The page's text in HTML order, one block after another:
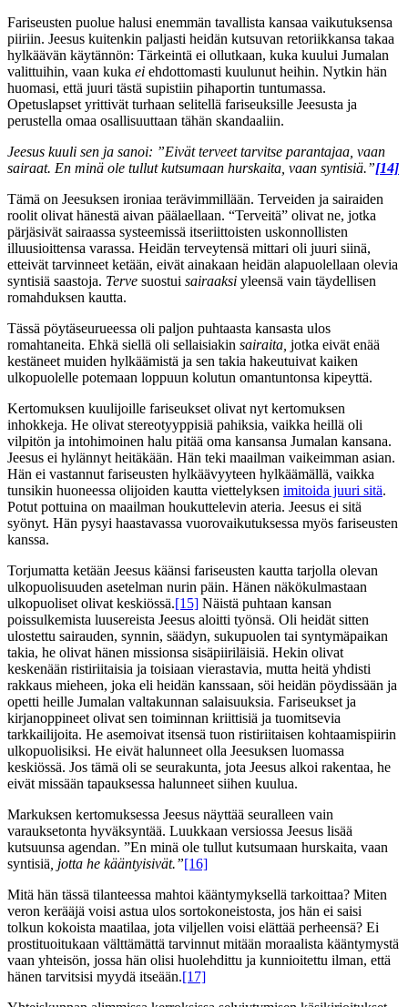
Fariseusten puolue halusi enemmän tavallista kansaa vaikutuksensa
piiriin. Jeesus kuitenkin paljasti heidän kutsuvan retoriikkansa takaa
hylkäävän käytännön: Tärkeintä ei ollutkaan, kuka kuului Jumalan
valittuihin, vaan kuka ei ehdottomasti kuulunut heihin. Nytkin hän
huomasi, että juuri tästä supistiin pihaportin tuntumassa.
Opetuslapset yrittivät turhaan selitellä fariseuksille Jeesusta ja
perustella omaa osallisuuttaan tähän skandaaliin.
Jeesus kuuli sen ja sanoi: ”Eivät terveet tarvitse parantajaa, vaan
sairaat. En minä ole tullut kutsumaan hurskaita, vaan syntisiä.”[14]
Tämä on Jeesuksen ironiaa terävimmillään. Terveiden ja sairaiden
roolit olivat hänestä aivan päälaellaan. “Terveitä” olivat ne, jotka
pärjäsivät sairaassa systeemissä itseriittoisten uskonnollisten
illuusioittensa varassa. Heidän terveytensä mittari oli juuri siinä,
etteivät tarvinneet ketään, eivät ainakaan heidän alapuolellaan olevia
syntisiä saastoja. Terve suostui sairaaksi yleensä vain täydellisen
romahduksen kautta.
Tässä pöytäseurueessa oli paljon puhtaasta kansasta ulos
romahtaneita. Ehkä siellä oli sellaisiakin sairaita, jotka eivät enää
kestäneet muiden hylkäämistä ja sen takia hakeutuivat kaiken
ulkopuolelle potemaan loppuun kolutun omantuntonsa kipeyttä.
Kertomuksen kuulijoille fariseukset olivat nyt kertomuksen
inhokkeja. He olivat stereotyyppisiä pahiksia, vaikka heillä oli
vilpitön ja intohimoinen halu pitää oma kansansa Jumalan kansana.
Jeesus ei hylännyt heitäkään. Hän teki maailman vaikeimman asian.
Hän ei vastannut fariseusten hylkäävyyteen hylkäämällä, vaikka
tunsikin huoneessa olijoiden kautta viettelyksen imitoida juuri sitä.
Potut pottuina on maailman houkuttelevin ateria. Jeesus ei sitä
syönyt. Hän pysyi haastavassa vuorovaikutuksessa myös fariseusten
kanssa.
Torjumatta ketään Jeesus käänsi fariseusten kautta tarjolla olevan
ulkopuolisuuden asetelman nurin päin. Hänen näkökulmastaan
ulkopuoliset olivat keskiössä.[15] Näistä puhtaan kansan
poissulkemista luusereista Jeesus aloitti työnsä. Oli heidät sitten
ulostettu sairauden, synnin, säädyn, sukupuolen tai syntymäpaikan
takia, he olivat hänen missionsa sisäpiiriläisiä. Hekin olivat
keskenään ristiriitaisia ja toisiaan vierastavia, mutta heitä yhdisti
rakkaus mieheen, joka eli heidän kanssaan, söi heidän pöydissään ja
opetti heille Jumalan valtakunnan salaisuuksia. Fariseukset ja
kirjanoppineet olivat sen toiminnan kriittisiä ja tuomitsevia
tarkkailijoita. He asemoivat itsensä tuon ristiriitaisen kohtaamispiirin
ulkopuolisiksi. He eivät halunneet olla Jeesuksen luomassa
keskiössä. Jos tämä oli se seurakunta, jota Jeesus alkoi rakentaa, he
eivät missään tapauksessa halunneet siihen kuulua.
Markuksen kertomuksessa Jeesus näyttää seuralleen vain
varauksetonta hyväksyntää. Luukkaan versiossa Jeesus lisää
kutsuunsa agendan. ”En minä ole tullut kutsumaan hurskaita, vaan
syntisiä , jotta he kääntyisivät.”[16]
Mitä hän tässä tilanteessa mahtoi kääntymyksellä tarkoittaa? Miten
veron kerääjä voisi astua ulos sortokoneistosta, jos hän ei saisi
tolkun kokoista maatilaa, jota viljellen voisi elättää perheensä? Ei
prostituoitukaan välttämättä tarvinnut mitään moraalista kääntymystä
vaan yhteisön, jossa hän olisi huolehdittu ja kunnioitettu ilman, että
hänen tarvitsisi myydä itseään.[17]